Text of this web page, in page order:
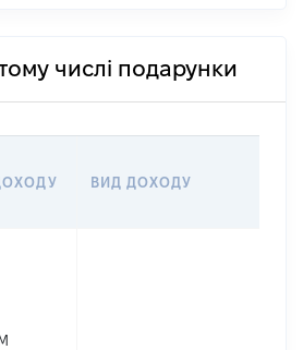
числі подарунки
ВИД ДОХОДУ